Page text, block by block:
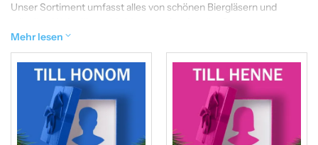
Unser Sortiment umfasst alles von schönen Biergläsern und
und lustigen Trinkspielen. Darüber hinaus haben wir schöne Wein-
und Champagnergläser, Karaffen, Weinöffner und spezielle Bier-,
Wein- und Whiskygläser im Sortiment. Schauen Sie sich unsere
große Auswahl an verschiedenen Geschenkboxen an.
Mehr lesen